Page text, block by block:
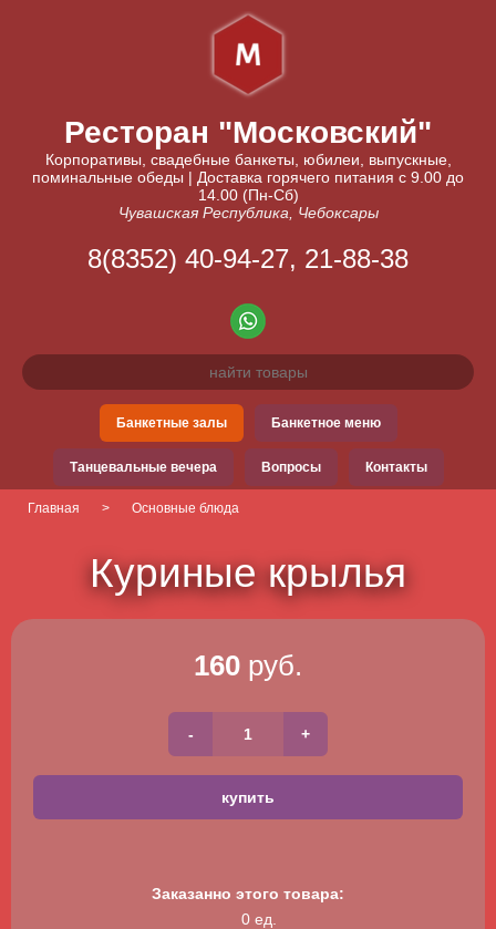
Ресторан "Московский"
Корпоративы, свадебные банкеты, юбилеи, выпускные,
поминальные обеды | Доставка горячего питания с 9.00 до
14.00 (Пн-Сб)
Чувашская Республика, Чебоксары
8(8352) 40-94-27, 21-88-38
Банкетные залы Банкетное меню
Танцевальные вечера Вопросы Контакты
Главная > Основные блюда
Куриные крылья
160 руб.
Заказанно этого товара:
0 ед.